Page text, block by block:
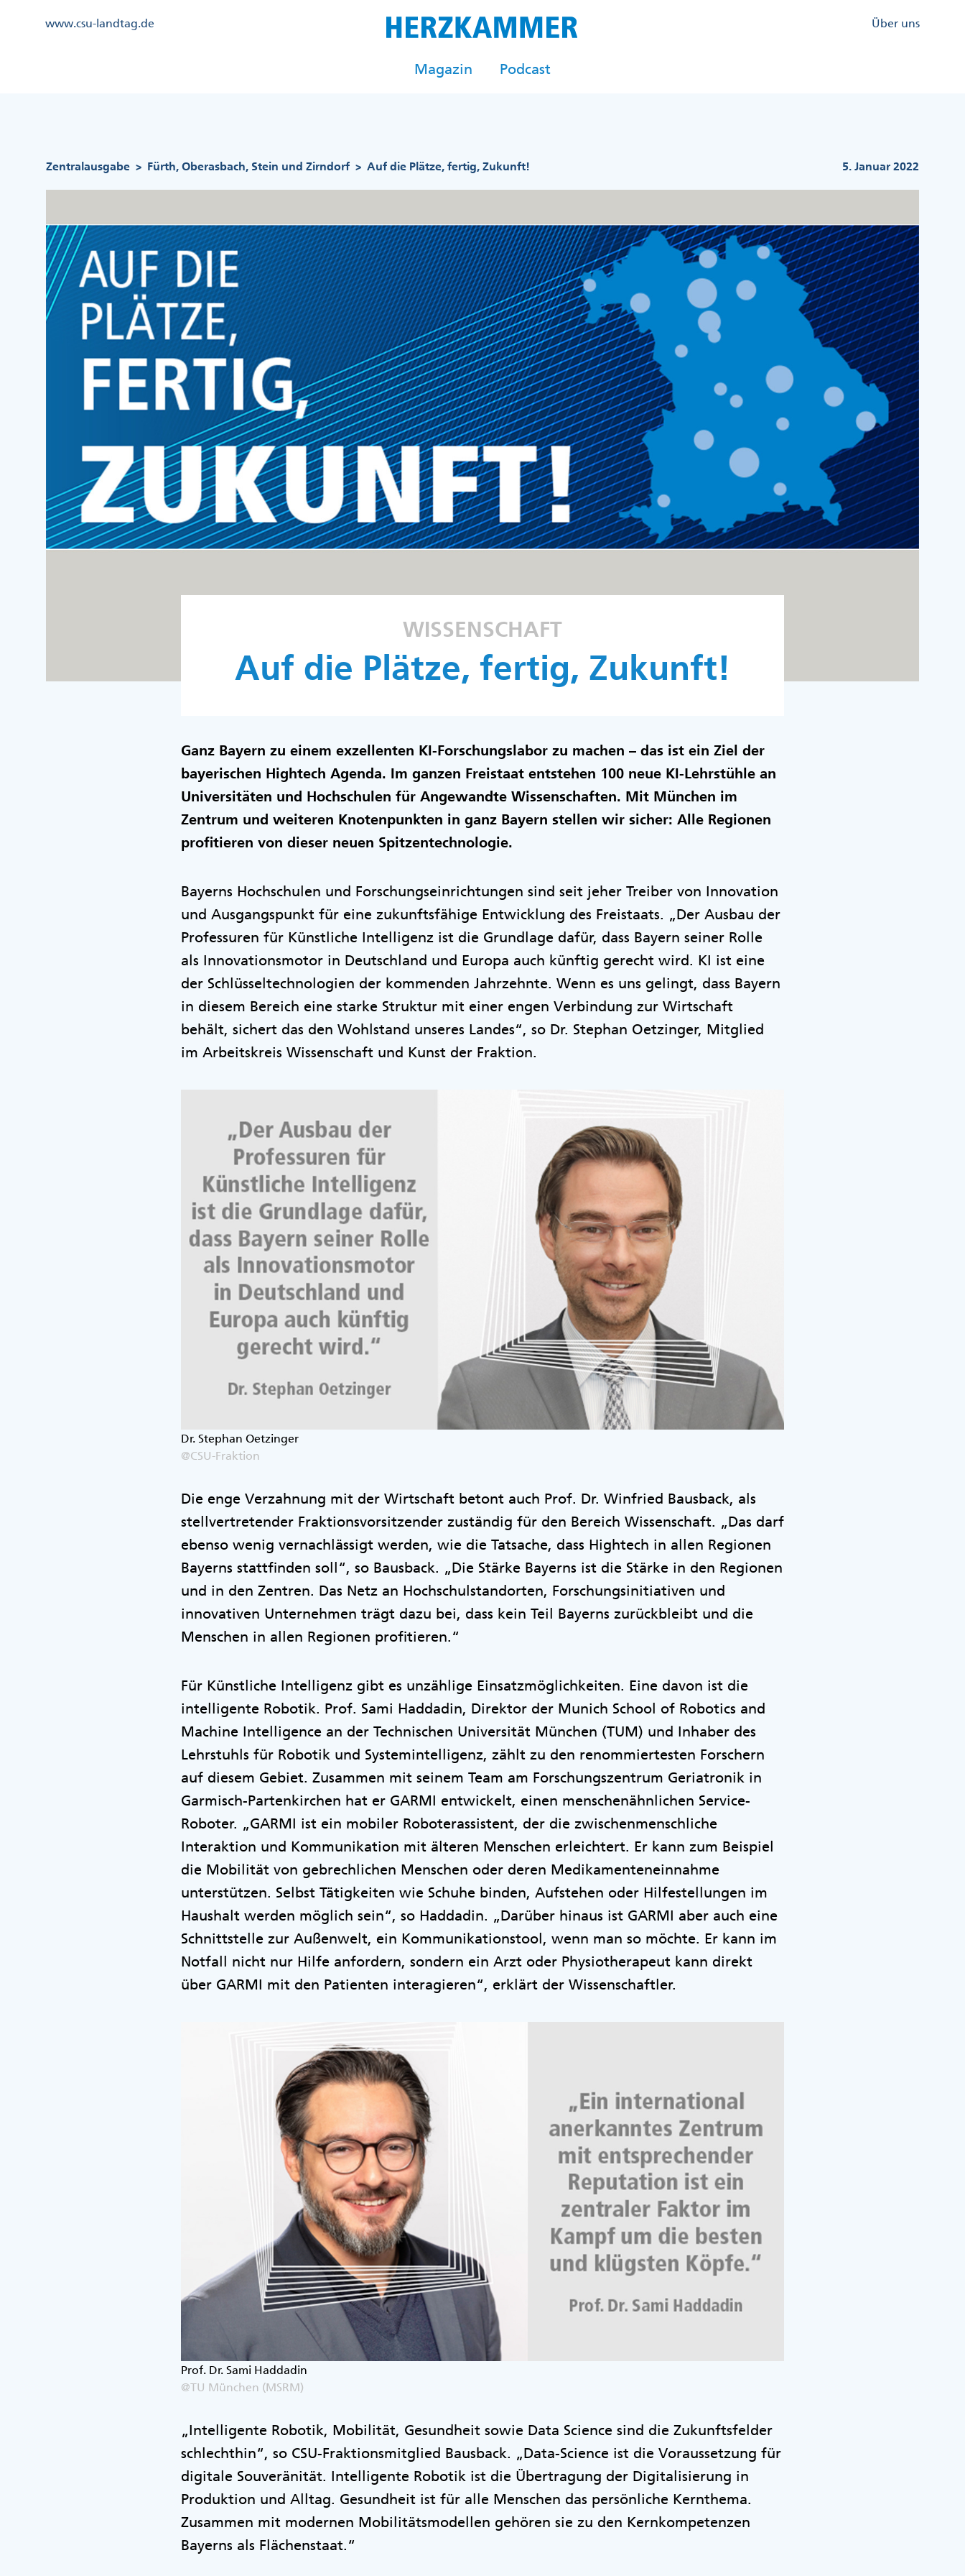
Kopfzeile
www.csu-landtag.de
Kopfzeile
Über uns
Magazin Podcast
Zentralausgabe > Fürth, Oberasbach, Stein und Zirndorf > Auf die Plätze, fertig, Zukunft! 5. Januar 2022
WISSENSCHAFT
Auf die Plätze, fertig, Zukunft!
Ganz Bayern zu einem exzellenten KI-Forschungslabor zu machen – das ist ein Ziel der
bayerischen Hightech Agenda. Im ganzen Freistaat entstehen 100 neue KI-Lehrstühle an
Universitäten und Hochschulen für Angewandte Wissenschaften. Mit München im
Zentrum und weiteren Knotenpunkten in ganz Bayern stellen wir sicher: Alle Regionen
profitieren von dieser neuen Spitzentechnologie.
Bayerns Hochschulen und Forschungseinrichtungen sind seit jeher Treiber von Innovation
und Ausgangspunkt für eine zukunftsfähige Entwicklung des Freistaats. „Der Ausbau der
Professuren für Künstliche Intelligenz ist die Grundlage dafür, dass Bayern seiner Rolle
als Innovationsmotor in Deutschland und Europa auch künftig gerecht wird. KI ist eine
der Schlüsseltechnologien der kommenden Jahrzehnte. Wenn es uns gelingt, dass Bayern
in diesem Bereich eine starke Struktur mit einer engen Verbindung zur Wirtschaft
behält, sichert das den Wohlstand unseres Landes“, so Dr. Stephan Oetzinger, Mitglied
im Arbeitskreis Wissenschaft und Kunst der Fraktion.
Dr. Stephan Oetzinger
@CSU-Fraktion
Die enge Verzahnung mit der Wirtschaft betont auch Prof. Dr. Winfried Bausback, als
stellvertretender Fraktionsvorsitzender zuständig für den Bereich Wissenschaft. „Das darf
ebenso wenig vernachlässigt werden, wie die Tatsache, dass Hightech in allen Regionen
Bayerns stattfinden soll“, so Bausback. „Die Stärke Bayerns ist die Stärke in den Regionen
und in den Zentren. Das Netz an Hochschulstandorten, Forschungsinitiativen und
innovativen Unternehmen trägt dazu bei, dass kein Teil Bayerns zurückbleibt und die
Menschen in allen Regionen profitieren.“
Für Künstliche Intelligenz gibt es unzählige Einsatzmöglichkeiten. Eine davon ist die
intelligente Robotik. Prof. Sami Haddadin, Direktor der Munich School of Robotics and
Machine Intelligence an der Technischen Universität München (TUM) und Inhaber des
Lehrstuhls für Robotik und Systemintelligenz, zählt zu den renommiertesten Forschern
auf diesem Gebiet. Zusammen mit seinem Team am Forschungszentrum Geriatronik in
Garmisch-Partenkirchen hat er GARMI entwickelt, einen menschenähnlichen Service-
Roboter. „GARMI ist ein mobiler Roboterassistent, der die zwischenmenschliche
Interaktion und Kommunikation mit älteren Menschen erleichtert. Er kann zum Beispiel
die Mobilität von gebrechlichen Menschen oder deren Medikamenteneinnahme
unterstützen. Selbst Tätigkeiten wie Schuhe binden, Aufstehen oder Hilfestellungen im
Haushalt werden möglich sein“, so Haddadin. „Darüber hinaus ist GARMI aber auch eine
Schnittstelle zur Außenwelt, ein Kommunikationstool, wenn man so möchte. Er kann im
Notfall nicht nur Hilfe anfordern, sondern ein Arzt oder Physiotherapeut kann direkt
über GARMI mit den Patienten interagieren“, erklärt der Wissenschaftler.
Prof. Dr. Sami Haddadin
@TU München (MSRM)
„Intelligente Robotik, Mobilität, Gesundheit sowie Data Science sind die Zukunftsfelder
schlechthin“, so CSU-Fraktionsmitglied Bausback. „Data-Science ist die Voraussetzung für
digitale Souveränität. Intelligente Robotik ist die Übertragung der Digitalisierung in
Produktion und Alltag. Gesundheit ist für alle Menschen das persönliche Kernthema.
Zusammen mit modernen Mobilitätsmodellen gehören sie zu den Kernkompetenzen
Bayerns als Flächenstaat.“